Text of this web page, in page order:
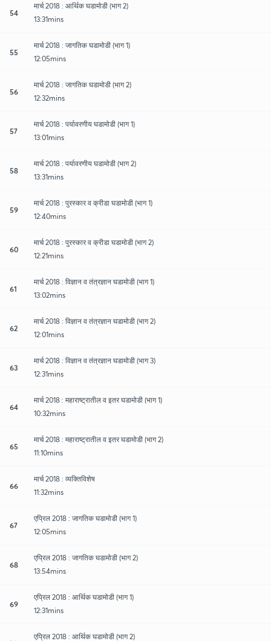
54
मार्च 2018 : आर्थिक घडामोडी (भाग 2)
13:31mins
55
मार्च 2018 : जागतिक घडामोडी (भाग 1)
12:05mins
56
मार्च 2018 : जागतिक घडामोडी (भाग 2)
12:32mins
57
मार्च 2018 : पर्यावरणीय घडामोडी (भाग 1)
13:01mins
58
मार्च 2018 : पर्यावरणीय घडामोडी (भाग 2)
13:31mins
59
मार्च 2018 : पुरस्कार व क्रीडा घडामोडी (भाग 1)
12:40mins
60
मार्च 2018 : पुरस्कार व क्रीडा घडामोडी (भाग 2)
12:21mins
61
मार्च 2018 : विज्ञान व तंत्रज्ञान घडामोडी (भाग 1)
13:02mins
62
मार्च 2018 : विज्ञान व तंत्रज्ञान घडामोडी (भाग 2)
12:01mins
63
मार्च 2018 : विज्ञान व तंत्रज्ञान घडामोडी (भाग 3)
12:31mins
64
मार्च 2018 : महाराष्ट्रातील व इतर घडामोडी (भाग 1)
10:32mins
65
मार्च 2018 : महाराष्ट्रातील व इतर घडामोडी (भाग 2)
11:10mins
66
मार्च 2018 : व्यक्तिविशेष
11:32mins
67
एप्रिल 2018 : जागतिक घडामोडी (भाग 1)
12:05mins
68
एप्रिल 2018 : जागतिक घडामोडी (भाग 2)
13:54mins
69
एप्रिल 2018 : आर्थिक घडामोडी (भाग 1)
12:31mins
एप्रिल 2018 : आर्थिक घडामोडी (भाग 2)